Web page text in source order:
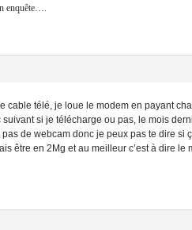
enquête….
cable télé, je loue le modem en payant
si je télécharge ou pas, le mois
de webcam donc je peux pas te dire si
être en 2Mg et au meilleur c’est à dire